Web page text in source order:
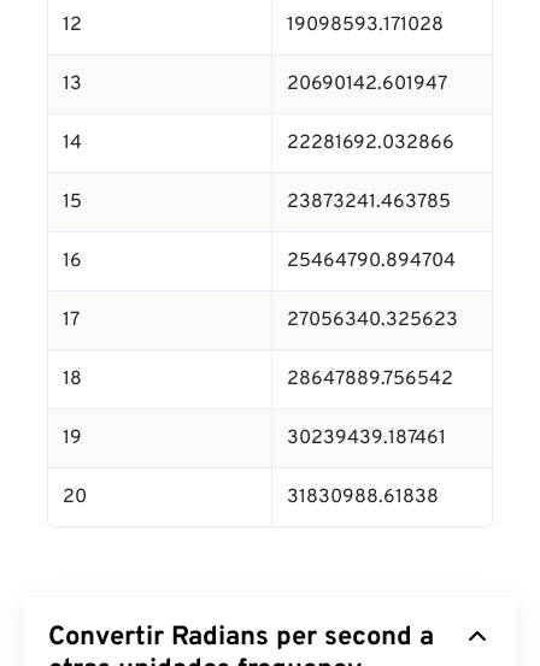
12 19098593.171028
13 20690142.601947
14 22281692.032866
15 23873241.463785
16 25464790.894704
17 27056340.325623
18 28647889.756542
19 30239439.187461
20 31830988.61838
Convertir Radians per second a